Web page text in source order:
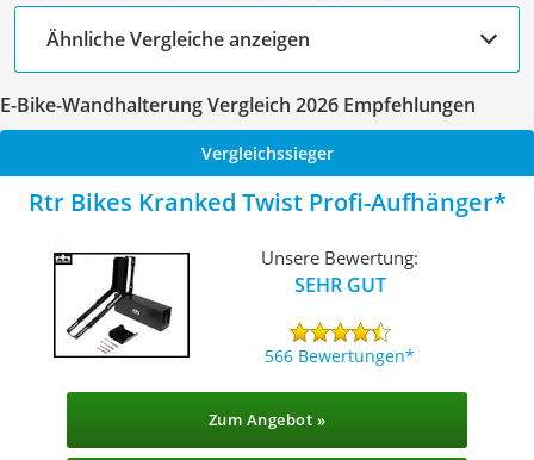
Ähnliche Vergleiche anzeigen
E-Bike-Wandhalterung Vergleich 2026 Empfehlungen
Vergleichssieger
Rtr Bikes Kranked Twist Profi-Aufhänger
Unsere Bewertung:
SEHR GUT
566 Bewertungen
Zum Angebot »